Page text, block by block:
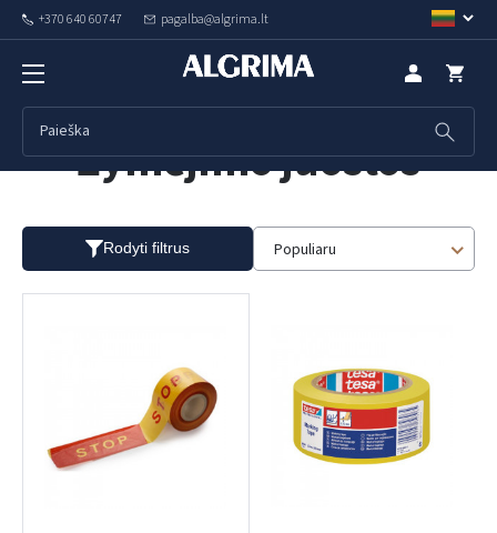
+370 640 60747 pagalba@algrima.lt
Žymėjimo juostos
Rodyti filtrus Populiaru